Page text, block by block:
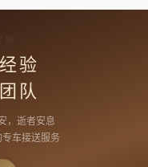
验
队
，逝者安息
车接送服务